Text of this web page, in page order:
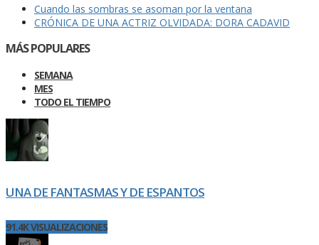
Cuando las sombras se asoman por la ventana
CRÓNICA DE UNA ACTRIZ OLVIDADA: DORA CADAVID
MÁS POPULARES
SEMANA
MES
TODO EL TIEMPO
UNA DE FANTASMAS Y DE ESPANTOS
91.4K VISUALIZACIONES